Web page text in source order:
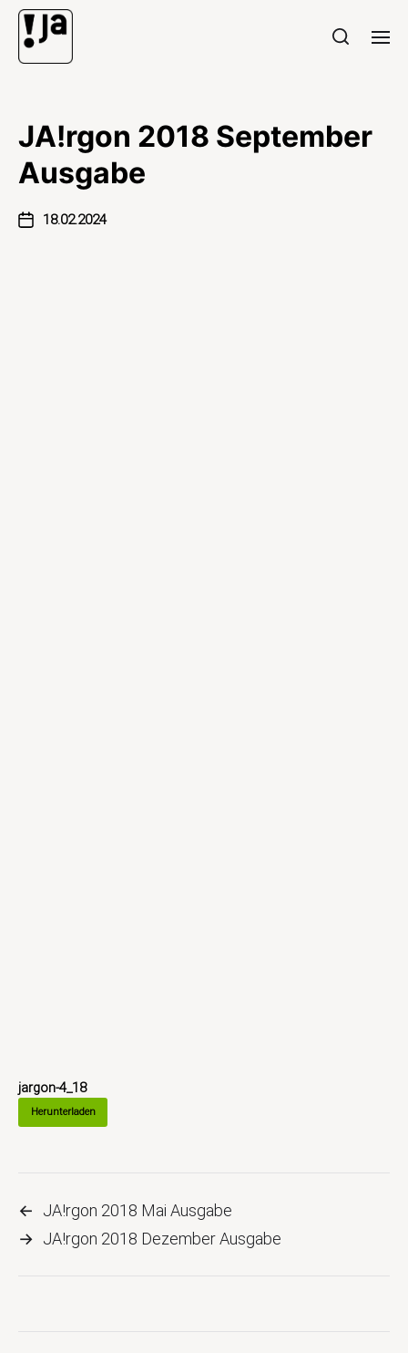
JA!rgon 2018 September
Ausgabe
18.02.2024
jargon-4_18
Herunterladen
←
JA!rgon 2018 Mai Ausgabe
→ JA!rgon 2018 Dezember Ausgabe